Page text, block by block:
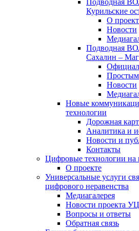
Курильские
О
Новости
Подводная
Сахалин –
Новости
Новые
технологии
Дорожная
Аналитика и
Новости и
Контакты
Цифровые технологии на
О проекте
Универсальные услуги
цифрового неравенства
Медиагалерея
Новости проекта
Вопросы и ответы
Обратная связь